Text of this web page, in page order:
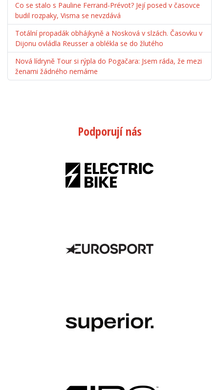
Co se stalo s Pauline Ferrand-Prévot? Její posed v časovce
budil rozpaky, Visma se nevzdává
Totální propadák obhájkyně a Nosková v slzách. Časovku v
Dijonu ovládla Reusser a oblékla se do žlutého
Nová lídryně Tour si rýpla do Pogačara: Jsem ráda, že mezi
ženami žádného nemáme
Podporují nás